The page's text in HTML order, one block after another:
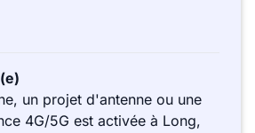
un projet d'antenne ou une
4G/5G est activée à Long,